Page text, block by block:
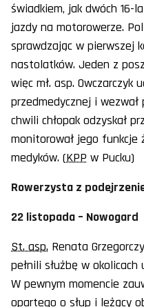
świadkiem, jak dwóch 16-
jazdy na motorowerze.
sprawdzając w pierwszej
nastolatków. Jeden z
więc mł. asp. Owczarczyk
przedmedycznej i
chwili chłopak odzyskał
monitorował jego funkcje
medyków. (KPP w Pucku)
Rowerzysta z
22 listopada – Nowogard
St. asp. Renata
pełnili służbę w
W pewnym momencie
opartego o słup i leżący